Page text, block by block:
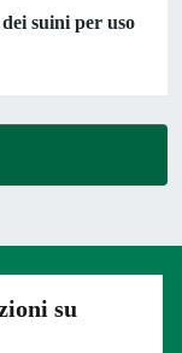
suini per uso
su